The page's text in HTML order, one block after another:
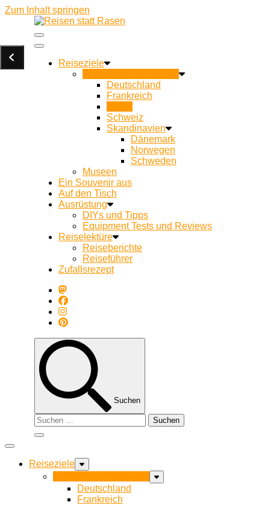
Zum Inhalt springen
Reisen statt Rasen
Reiseziele
Deutschland
Frankreich
Schweiz
Skandinavien
Dänemark
Norwegen
Schweden
Museen
Ein Souvenir aus
Auf den Tisch
Ausrüstung
DIYs und Tipps
Equipment Tests und Reviews
Reiselektüre
Reiseberichte
Reiseführer
Zufallsrezept
Suchen
Suchen
nach:
Reiseziele
Deutschland
Frankreich